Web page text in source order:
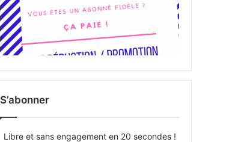
S’abonner
Libre et sans engagement en 20 secondes !